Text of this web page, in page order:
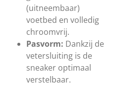
(uitneembaar)
voetbed en volledig
chroomvrij.
Pasvorm: Dankzij de
vetersluiting is de
sneaker optimaal
verstelbaar.